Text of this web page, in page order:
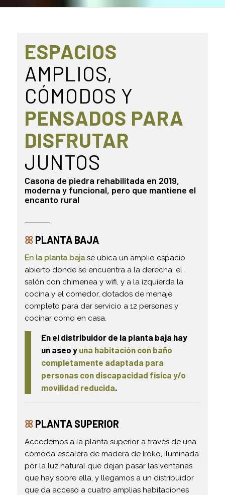
ESPACIOS
AMPLIOS,
CÓMODOS Y
PENSADOS PARA
DISFRUTAR
JUNTOS
Casona de piedra rehabilitada en 2019,
moderna y funcional, pero que mantiene el
encanto rural
ꕤ PLANTA BAJA
En la planta bajase ubica un amplio espacio
abierto donde se encuentra a la derecha, el
salón con chimenea y wifi, y a la izquierda la
cocina y el comedor, dotados de menaje
completo para dar servicio a 12 personas y
cocinar como en casa.
En el distribuidor de la planta baja hay
un aseo y una habitación con baño
completamente adaptada para
personas con discapacidad física y/o
movilidad reducida.
ꕤ PLANTA SUPERIOR
Accedemos a la planta superior a través de una
cómoda escalera de madera de Iroko, iluminada
por la luz natural que dejan pasar las ventanas
que hay sobre ella, y llegamos a un distribuidor
que da acceso a cuatro amplias habitaciones